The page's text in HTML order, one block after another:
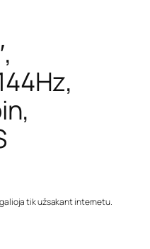
tik užsakant internetu.